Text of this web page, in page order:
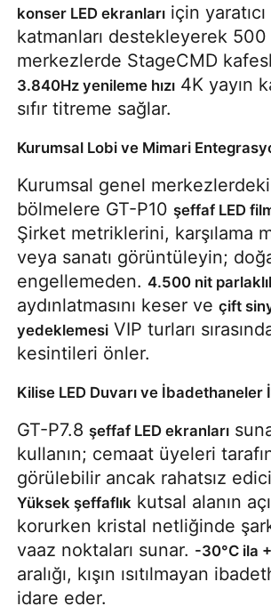
konser LED ekranları için
katmanları destekleyerek 500
3.840Hz yenileme hızı 4K yayın
sıfır titreme sağlar.
Kurumsal Lobi ve Mimari
Kurumsal genel
bölmelere GT-P10 şeffaf LED
Şirket metriklerini, karşılama
veya sanatı görüntüleyin; doğal
engellemeden. 4.500 nit
aydınlatmasını keser ve çift
yedeklemesi VIP turları
kesintileri önler.
Kilise LED Duvarı ve İbadethaneler
GT-P7.8 şeffaf LED ekranları
kullanın; cemaat üyeleri
Yüksek şeffaflık kutsal alanın
korurken kristal netliğinde
vaaz noktaları sunar. -30°C ila
aralığı, kışın ısıtılmayan
idare eder.